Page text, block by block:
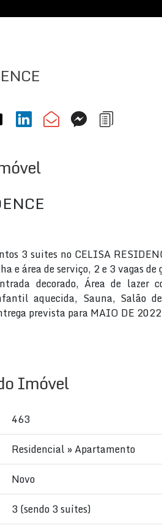
3 suites no CELISA
e área de serviço, 2 e 3 vagas de
decorado, Área de lazer
aquecida, Sauna, Salão
prevista para MAIO DE
Imóvel
463
Residencial »Apartamento
Novo
3 (sendo 3 suítes)